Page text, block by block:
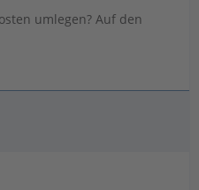
umlegen? Auf den